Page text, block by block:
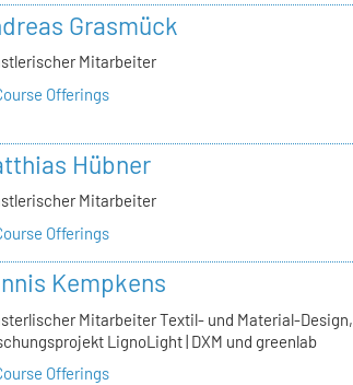
Grasmück
Mitarbeiter
Offerings
Hübner
Mitarbeiter
Offerings
Kempkens
Mitarbeiter Textil- und Material-Design,
LignoLight | DXM und greenlab
Offerings